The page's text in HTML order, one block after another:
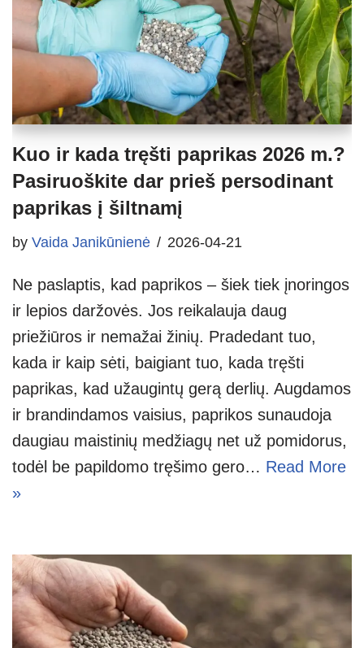
Kuo ir kada tręšti paprikas 2026 m.?
Pasiruoškite dar prieš persodinant
paprikas į šiltnamį
by Vaida Janikūnienė 2026-04-21
Ne paslaptis, kad paprikos – šiek tiek įnoringos
ir lepios daržovės. Jos reikalauja daug
priežiūros ir nemažai žinių. Pradedant tuo,
kada ir kaip sėti, baigiant tuo, kada tręšti
paprikas, kad užaugintų gerą derlių. Augdamos
ir brandindamos vaisius, paprikos sunaudoja
daugiau maistinių medžiagų net už pomidorus,
todėl be papildomo tręšimo gero… Read More
»